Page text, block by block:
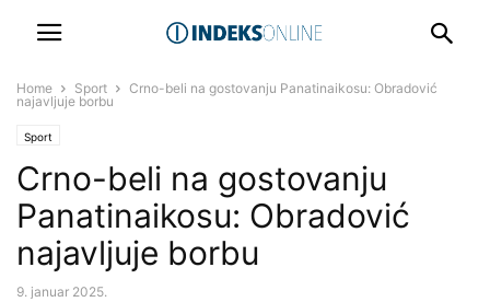
Home Sport
Crno-beli na gostovanju Panatinaikosu: Obradović
najavljuje borbu
Sport
Crno-beli na gostovanju
Panatinaikosu: Obradović
najavljuje borbu
9. januar 2025.